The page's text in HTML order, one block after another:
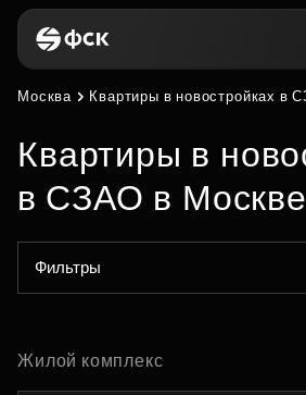
Москва Квартиры в новостройках в
Квартиры в
в СЗАО в Москве
Фильтры
Жилой комплекс